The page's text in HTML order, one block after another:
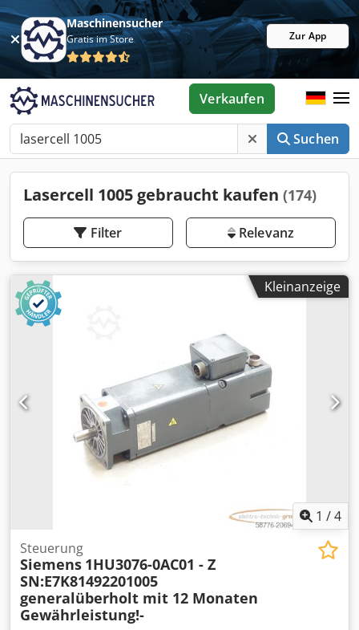
Maschinensucher
Gratis im Store Zur App
Suchen
Verkaufen
Lasercell 1005 gebraucht kaufen (174)
Filter Relevanz
Kleinanzeige
1 /4
Steuerung
Siemens 1HU3076-0AC01 - Z
SN:E7K81492201005
generalüberholt mit 12 Monaten
Gewährleistung!-